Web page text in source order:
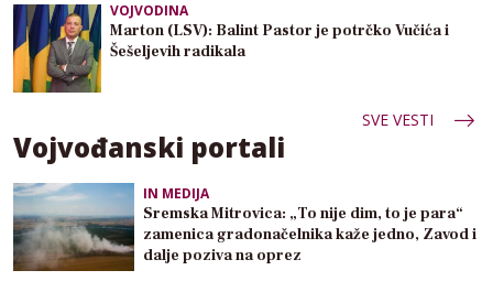
VOJVODINA
Marton (LSV): Balint Pastor je potrčko Vučića i
Šešeljevih radikala
SVE VESTI
Vojvođanski portali
IN MEDIJA
Sremska Mitrovica: „To nije dim, to je para“
zamenica gradonačelnika kaže jedno, Zavod i
dalje poziva na oprez